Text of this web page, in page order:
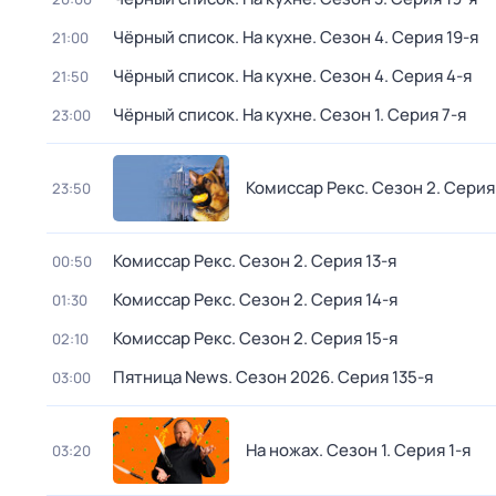
21:00 Чёрный список. На кухне. Сезон 4. Серия 19-я
21:50 Чёрный список. На кухне. Сезон 4. Серия 4-я
23:00 Чёрный список. На кухне. Сезон 1. Серия 7-я
23:50 Комиссар Рекс. Сезон 2.
00:50 Комиссар Рекс. Сезон 2. Серия 13-я
01:30 Комиссар Рекс. Сезон 2. Серия 14-я
02:10 Комиссар Рекс. Сезон 2. Серия 15-я
03:00 Пятница News. Сезон 2026. Серия 135-я
03:20 На ножах. Сезон 1. Серия 1-я